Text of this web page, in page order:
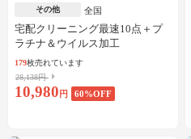
その他 全国
宅配クリーニング最速10点＋プ
ラチナ＆ウイルス加工
179枚売れています
28,138円
10,980 円 60%OFF